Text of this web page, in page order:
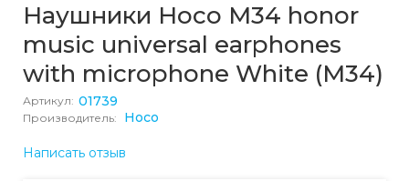
Наушники Hoco M34 honor
music universal earphones
with microphone White (M34)
Артикул: 01739
Производитель: Hoco
Написать отзыв